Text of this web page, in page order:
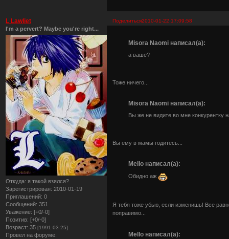
Поделиться2010-01-22 17:09:58
L Lawliet
I'm a pervert? Maybe you're right...
Откуда: я такой взялся?
Зарегистрирован: 2010-01-19
Приглашений: 0
Сообщений: 351
Уважение: [+0/-0]
Позитив: [+0/-0]
Возраст: 35 [1991-03-25]
Провел на форуме:
Misora Naomi написал(а):
а ваше?
Тоже ничего...
Misora Naomi написал(а):
Вы же не видите во мне конкурентку
Вы ему в мамы годитесь...
Mello написал(а):
Обидно аж
Я тебя тоже убью, если изменишь! Все
поправимо...
Mello написал(а):